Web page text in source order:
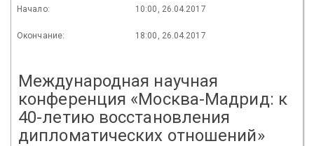
Начало: 10:00, 26.04.2017
Окончание: 18:00, 26.04.2017
Международная научная
конференция «Москва-Мадрид: к
40-летию восстановления
дипломатических отношений»